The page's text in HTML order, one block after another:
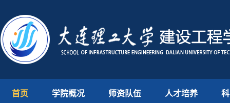
首页 学院概况 师资队伍 人才培养